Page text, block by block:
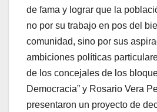
de fama y lograr que la
no por su trabajo en pos del
comunidad, sino por sus
ambiciones políticas
de los concejales de los
Democracia” y Rosario Vera
presentaron un proyecto de